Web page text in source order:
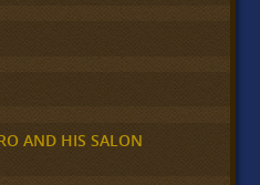
AND HIS SALON